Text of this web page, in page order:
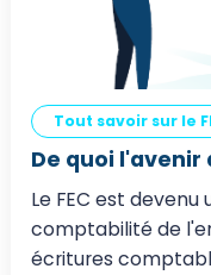
Tout savoir sur le
De quoi l'avenir
Le FEC est
comptabilité de
écritures